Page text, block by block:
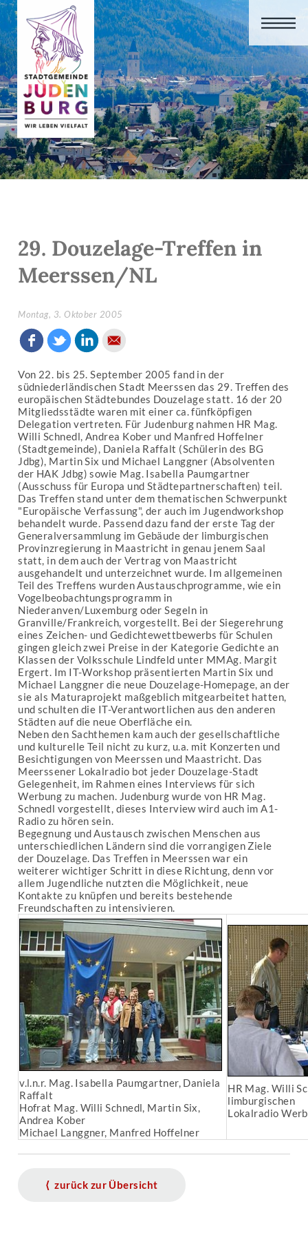
29. Douzelage-Treffen in
Meerssen/NL
Montag, 3. Oktober 2005
Von 22. bis 25. September 2005 fand in der
südniederländischen Stadt Meerssen das 29. Treffen des
europäischen Städtebundes Douzelage statt. 16 der 20
Mitgliedsstädte waren mit einer ca. fünfköpfigen
Delegation vertreten. Für Judenburg nahmen HR Mag.
Willi Schnedl, Andrea Kober und Manfred Hoffelner
(Stadtgemeinde), Daniela Raffalt (Schülerin des BG
Jdbg), Martin Six und Michael Langgner (Absolventen
der HAK Jdbg) sowie Mag. Isabella Paumgartner
(Ausschuss für Europa und Städtepartnerschaften) teil.
Das Treffen stand unter dem thematischen Schwerpunkt
"Europäische Verfassung", der auch im Jugendworkshop
behandelt wurde. Passend dazu fand der erste Tag der
Generalversammlung im Gebäude der limburgischen
Provinzregierung in Maastricht in genau jenem Saal
statt, in dem auch der Vertrag von Maastricht
ausgehandelt und unterzeichnet wurde. Im allgemeinen
Teil des Treffens wurden Austauschprogramme, wie ein
Vogelbeobachtungsprogramm in
Niederanven/Luxemburg oder Segeln in
Granville/Frankreich, vorgestellt. Bei der Siegerehrung
eines Zeichen- und Gedichtewettbewerbs für Schulen
gingen gleich zwei Preise in der Kategorie Gedichte an
Klassen der Volksschule Lindfeld unter MMAg. Margit
Ergert. Im IT-Workshop präsentierten Martin Six und
Michael Langgner die neue Douzelage-Homepage, an der
sie als Maturaprojekt maßgeblich mitgearbeitet hatten,
und schulten die IT-Verantwortlichen aus den anderen
Städten auf die neue Oberfläche ein.
Neben den Sachthemen kam auch der gesellschaftliche
und kulturelle Teil nicht zu kurz, u.a. mit Konzerten und
Besichtigungen von Meerssen und Maastricht. Das
Meerssener Lokalradio bot jeder Douzelage-Stadt
Gelegenheit, im Rahmen eines Interviews für sich
Werbung zu machen. Judenburg wurde von HR Mag.
Schnedl vorgestellt, dieses Interview wird auch im A1-
Radio zu hören sein.
Begegnung und Austausch zwischen Menschen aus
unterschiedlichen Ländern sind die vorrangigen Ziele
der Douzelage. Das Treffen in Meerssen war ein
weiterer wichtiger Schritt in diese Richtung, denn vor
allem Jugendliche nutzten die Möglichkeit, neue
Kontakte zu knüpfen und bereits bestehende
Freundschaften zu intensivieren.
v.l.n.r. Mag. Isabella Paumgartner, Daniela
Raffalt
Hofrat Mag. Willi Schnedl, Martin Six,
Andrea Kober
Michael Langgner, Manfred Hoffelner
HR Mag. Willi
limburgischen
Lokalradio
⟨ zurück zur Übersicht